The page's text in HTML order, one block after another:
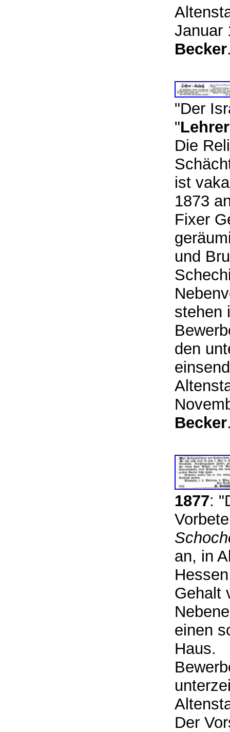
Januar
Becker
"Der
"
Die
ist
1873
Fixer
und
stehen
den
Becker
1877:
an, in
Gehalt
einen
Haus.
Der